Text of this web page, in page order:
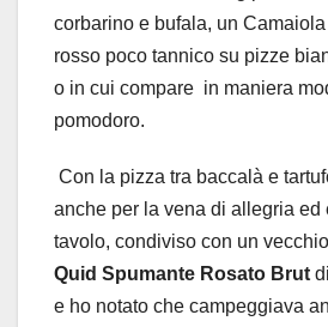
corbarino e bufala, un
rosso poco tannico su pizze
o in cui compare in maniera
pomodoro.
Con la pizza tra baccalà e
anche per la vena di allegria ed
tavolo, condiviso con un
Quid Spumante Rosato Brut di
e ho notato che campeggiava